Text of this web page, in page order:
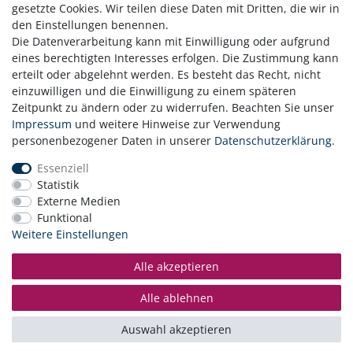
Zahlung
Versand
AGB
Hinweis zur Batterieentsorgung
Erklärung zur Barrierefreiheit
Kontakt
Vertrag widerrufen
© Copyright 2026 | Alle Rechte vorbehalten.
gesetzte Cookies. Wir teilen diese Daten mit Dritten, die wir in
den Einstellungen benennen.
Die Datenverarbeitung kann mit Einwilligung oder aufgrund
eines berechtigten Interesses erfolgen. Die Zustimmung kann
erteilt oder abgelehnt werden. Es besteht das Recht, nicht
einzuwilligen und die Einwilligung zu einem späteren
Zeitpunkt zu ändern oder zu widerrufen. Beachten Sie unser
Impressum und weitere Hinweise zur Verwendung
personenbezogener Daten in unserer Daten­schutz­erklärung.
Essenziell
Statistik
Externe Medien
Funktional
Weitere Einstellungen
Alle akzeptieren
Alle ablehnen
Auswahl akzeptieren